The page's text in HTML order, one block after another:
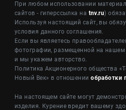
При любом использовании
сайтов - гиперссылка на tnv.ru)
Используя настоящий сайт, вы
условия данного соглашения.
Если вы являетесь
фотографии, размещенной на нашем
и мы укажем авторство.
Политика Акционерного общества
Новый Век» в отношенииобработки
На настоящем сайте могут
изделия. Курение вредит вашему